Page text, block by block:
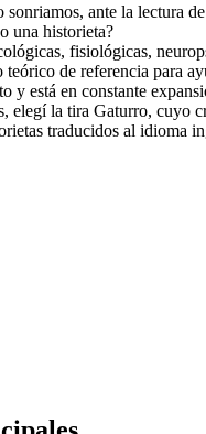
ante la lectura
una historieta?
fisiológicas,
de referencia para
y está en constante
elegí la tira Gaturro, cuyo
traducidos al idioma